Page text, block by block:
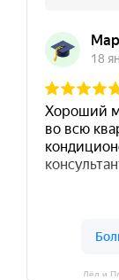
Лёд и